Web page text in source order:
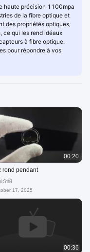
haute précision 1100mpa
de la fibre optique et
des propriétés optiques,
ce qui les rend idéaux
à fibre optique.
pour répondre à vos
00:20
rond pendant
介绍
17, 2025
00:36